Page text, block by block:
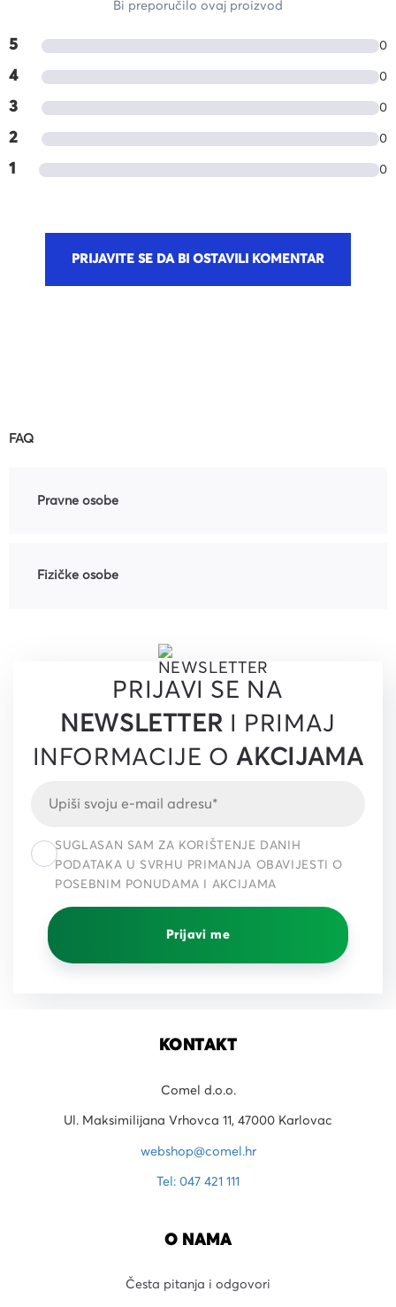
5 0
4 0
3 0
2 0
1 0
Bi preporučilo ovaj proizvod
PRIJAVITE SE DA BI OSTAVILI KOMENTAR
FAQ
Pravne osobe
Fizičke osobe
PRIJAVI SE NA
NEWSLETTER I PRIMAJ
INFORMACIJE OAKCIJAMA
SUGLASAN SAM ZA KORIŠTENJE DANIH
PODATAKA U SVRHU PRIMANJA OBAVIJESTI O
POSEBNIM PONUDAMA I AKCIJAMA
Prijavi me
KONTAKT
Comel d.o.o.
Ul. Maksimilijana Vrhovca 11, 47000 Karlovac
webshop@comel.hr
Tel: 047 421 111
O NAMA
Česta pitanja i odgovori